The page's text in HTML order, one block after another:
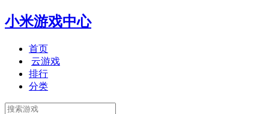
小米游戏中心
首页
云游戏
排行
分类